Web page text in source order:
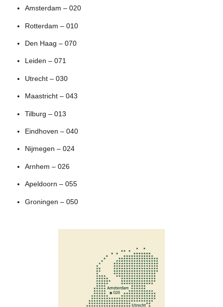
Amsterdam – 020
Rotterdam – 010
Den Haag – 070
Leiden – 071
Utrecht – 030
Maastricht – 043
Tilburg – 013
Eindhoven – 040
Nijmegen – 024
Arnhem – 026
Apeldoorn – 055
Groningen – 050